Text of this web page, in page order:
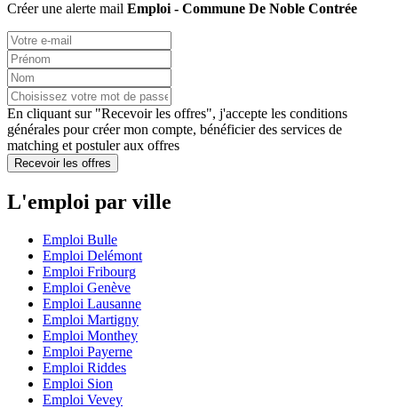
Créer une alerte mail Emploi - Commune De Noble Contrée
En cliquant sur "Recevoir les offres", j'accepte les conditions
générales pour créer mon compte, bénéficier des services de
matching et postuler aux offres
Recevoir les offres
L'emploi par ville
Emploi Bulle
Emploi Delémont
Emploi Fribourg
Emploi Genève
Emploi Lausanne
Emploi Martigny
Emploi Monthey
Emploi Payerne
Emploi Riddes
Emploi Sion
Emploi Vevey